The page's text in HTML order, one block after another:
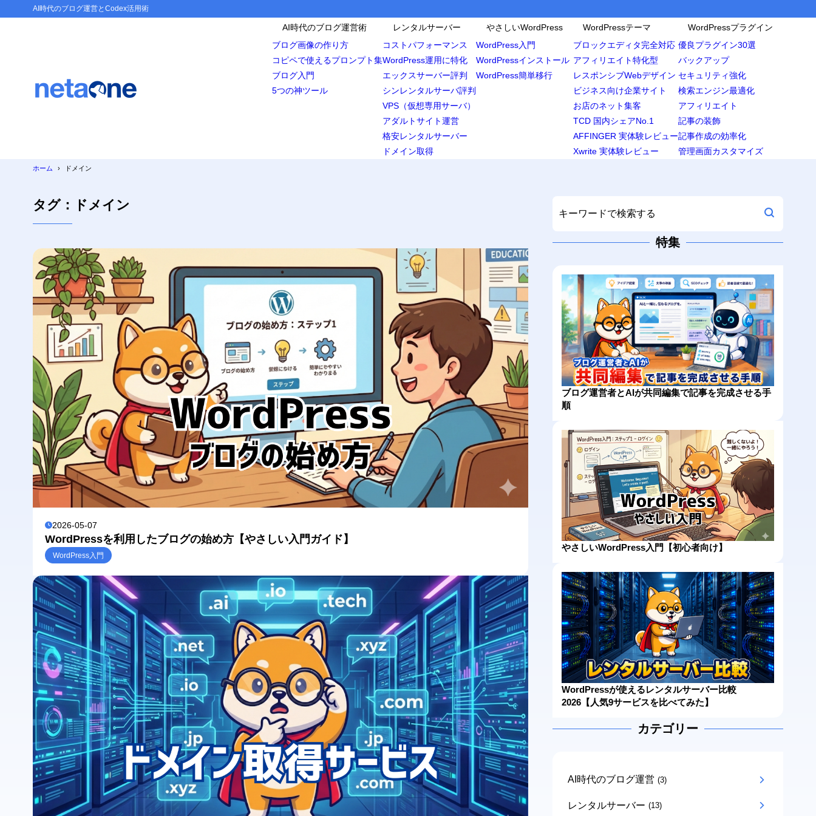
AI時代のブログ運営とCodex活用術
AI時代のブログ運営術
ブログ画像の作り方
コピペで使えるプロンプト集
ブログ入門
5つの神ツール
レンタルサーバー
コストパフォーマンス
WordPress運用に特化
エックスサーバー評判
シンレンタルサーバ評判
VPS（仮想専用サーバ）
アダルトサイト運営
格安レンタルサーバー
ドメイン取得
やさしいWordPress
WordPress入門
WordPressインストール
WordPress簡単移行
WordPressテーマ
ブロックエディタ完全対応
アフィリエイト特化型
レスポンシブWebデザイン
ビジネス向け企業サイト
お店のネット集客
TCD 国内シェアNo.1
AFFINGER 実体験レビュー
Xwrite 実体験レビュー
WordPressプラグイン
優良プラグイン30選
バックアップ
セキュリティ強化
検索エンジン最適化
アフィリエイト
記事の装飾
記事作成の効率化
管理画面カスタマイズ
ホーム ドメイン
タグ：ドメイン
2026-05-07
WordPressを利用したブログの始め方【やさしい入門ガイド】
WordPress入門
特集
ブログ運営者とAIが共同編集で記事を完成させる手
順
やさしいWordPress入門【初心者向け】
WordPressが使えるレンタルサーバー比較
2026【人気9サービスを比べてみた】
カテゴリー
AI時代のブログ運営 (3)
レンタルサーバー (13)